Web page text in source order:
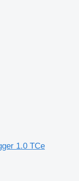
1.0 TCe